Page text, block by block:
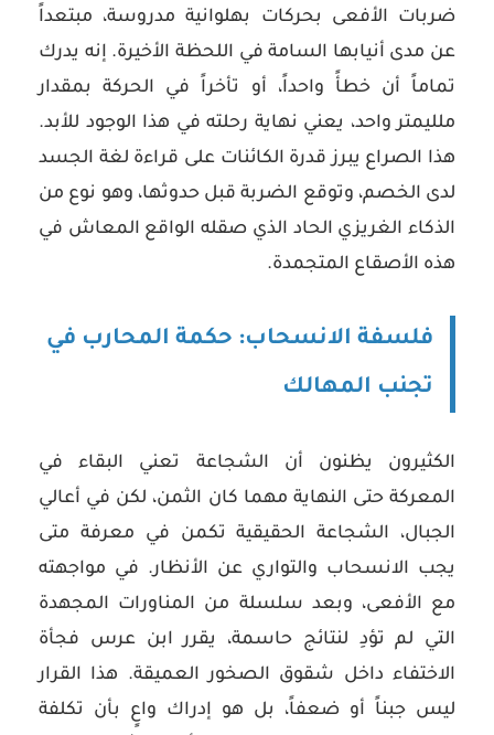
ضربات الأفعى بحركات بهلوانية مدروسة، مبتعداً
عن مدى أنيابها السامة في اللحظة الأخيرة. إنه يدرك
تماماً أن خطأً واحداً، أو تأخراً في الحركة بمقدار
ملليمتر واحد، يعني نهاية رحلته في هذا الوجود للأبد.
هذا الصراع يبرز قدرة الكائنات على قراءة لغة الجسد
لدى الخصم، وتوقع الضربة قبل حدوثها، وهو نوع من
الذكاء الغريزي الحاد الذي صقله الواقع المعاش في
هذه الأصقاع المتجمدة.
فلسفة الانسحاب: حكمة المحارب في
تجنب المهالك
الكثيرون يظنون أن الشجاعة تعني البقاء في
المعركة حتى النهاية مهما كان الثمن، لكن في أعالي
الجبال، الشجاعة الحقيقية تكمن في معرفة متى
يجب الانسحاب والتواري عن الأنظار. في مواجهته
مع الأفعى، وبعد سلسلة من المناورات المجهدة
التي لم تؤدِ لنتائج حاسمة، يقرر ابن عرس فجأة
الاختفاء داخل شقوق الصخور العميقة. هذا القرار
ليس جبناً أو ضعفاً، بل هو إدراك واعٍ بأن تكلفة